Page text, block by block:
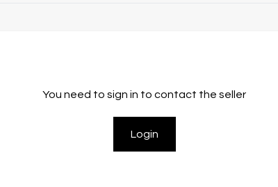
You need to sign in to contact the seller
Login